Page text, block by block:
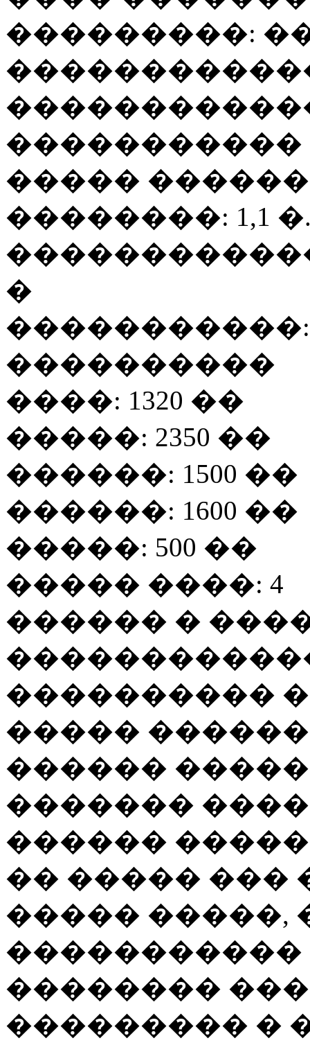
���������:
�����������
�����
��������: 1,1
�
�����������:
����������
����: 1320 ��
�����: 2350 ��
������: 1500 ��
������: 1600 ��
�����: 500 ��
����� ����: 4
������ �
����������
�����
������
�������
������
�� ����� ���
����� �����,
�����������
��������
��������� �